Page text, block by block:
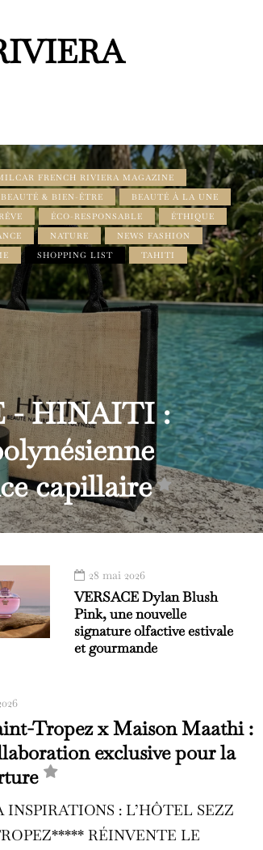
FRENCH RIVIERA MAGAZINE
BEAUTÉ & BIEN-ÊTRE
BEAUTÉ À LA UNE
ÉCO-RESPONSABLE
ÉTHIQUE
NATURE
NEWS FASHION
SHOPPING LIST TAHITI
- HINAITI :
capillaire
28 mai 2026
VERSACE Dylan Blush
Pink, une nouvelle
signature olfactive estivale
et gourmande
Tropez x Maison Maathi :
exclusive pour la
INSPIRATIONS : L’HÔTEL SEZZ
RÉINVENTE LE